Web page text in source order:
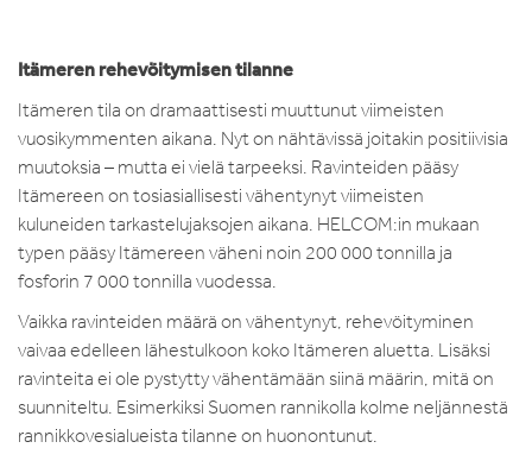
Itämeren rehevöitymisen tilanne
Itämeren tila on dramaattisesti muuttunut viimeisten
vuosikymmenten aikana. Nyt on nähtävissä joitakin positiivisia
muutoksia – mutta ei vielä tarpeeksi. Ravinteiden pääsy
Itämereen on tosiasiallisesti vähentynyt viimeisten
kuluneiden tarkastelujaksojen aikana. HELCOM:in mukaan
typen pääsy Itämereen väheni noin 200 000 tonnilla ja
fosforin 7 000 tonnilla vuodessa.
Vaikka ravinteiden määrä on vähentynyt, rehevöityminen
vaivaa edelleen lähestulkoon koko Itämeren aluetta. Lisäksi
ravinteita ei ole pystytty vähentämään siinä määrin, mitä on
suunniteltu. Esimerkiksi Suomen rannikolla kolme neljännestä
rannikkovesialueista tilanne on huonontunut.